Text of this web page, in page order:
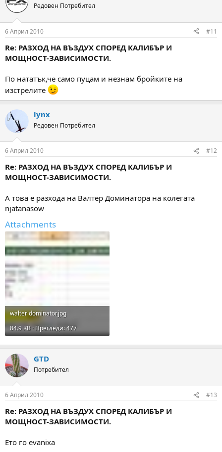
Редовен Потребител
6 Април 2010 #11
Re: РАЗХОД НА ВЪЗДУХ СПОРЕД КАЛИБЪР И
МОЩНОСТ-ЗАВИСИМОСТИ.
По нататък,че само пуцам и незнам бройките на
изстрелите
lynx
Редовен Потребител
6 Април 2010 #12
Re: РАЗХОД НА ВЪЗДУХ СПОРЕД КАЛИБЪР И
МОЩНОСТ-ЗАВИСИМОСТИ.
А това е разхода на Валтер Доминатора на колегата
njatanasow
Attachments
walter dominator.jpg
84.9 KB · Прегледи: 477
GTD
Потребител
6 Април 2010 #13
Re: РАЗХОД НА ВЪЗДУХ СПОРЕД КАЛИБЪР И
МОЩНОСТ-ЗАВИСИМОСТИ.
Ето го evanixa